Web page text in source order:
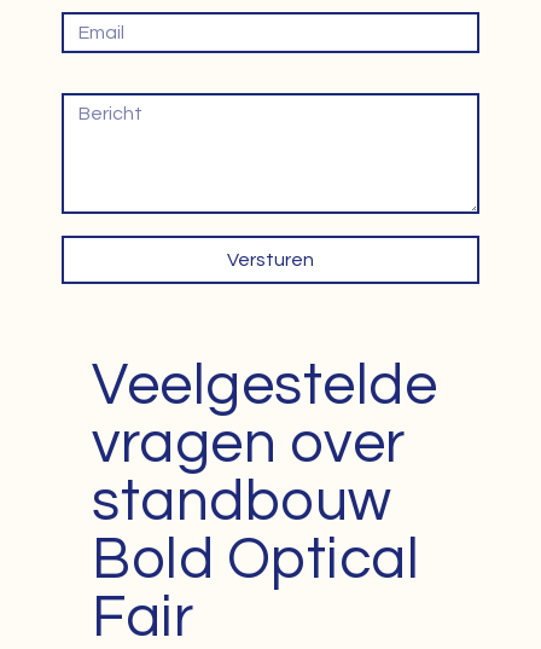
Versturen
Veelgestelde
vragen over
standbouw
Bold Optical
Fair